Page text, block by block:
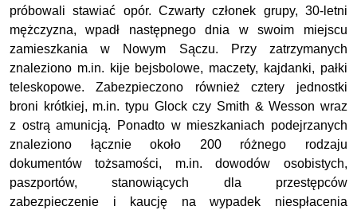
próbowali stawiać opór. Czwarty członek grupy, 30-letni
mężczyzna, wpadł następnego dnia w swoim miejscu
zamieszkania w Nowym Sączu. Przy zatrzymanych
znaleziono m.in. kije bejsbolowe, maczety, kajdanki, pałki
teleskopowe. Zabezpieczono również cztery jednostki
broni krótkiej, m.in. typu Glock czy Smith & Wesson wraz
z ostrą amunicją. Ponadto w mieszkaniach podejrzanych
znaleziono łącznie około 200 różnego rodzaju
dokumentów tożsamości, m.in. dowodów osobistych,
paszportów, stanowiących dla przestępców
zabezpieczenie i kaucję na wypadek niespłacenia